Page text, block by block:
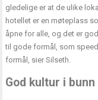
gledelige er at de ulike
hotellet er en møteplass
åpne for alle, og det er
til gode formål, som
formål, sier Silseth.
God kultur i bunn